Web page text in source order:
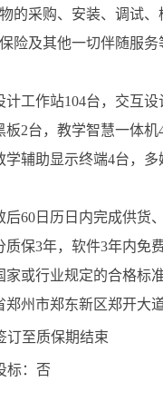
的采购、安装、调试
险及其他一切伴随服
计工作站104台，交互
板2台，教学智慧一体
学辅助显示终端4台，
后60日历日内完成供货
质保3年，软件3年内免
家或行业规定的合格
郑州市郑东新区郑开大
订至质保期结束
标：否